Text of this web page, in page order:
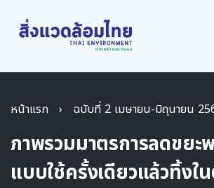
หน้าแรก › ฉบับที่ 2 เมษายน-มิถุนายน
ภาพรวมมาตรการลดขยะ
แบบใช้ครั้งเดียวแล้วทิ้งใ